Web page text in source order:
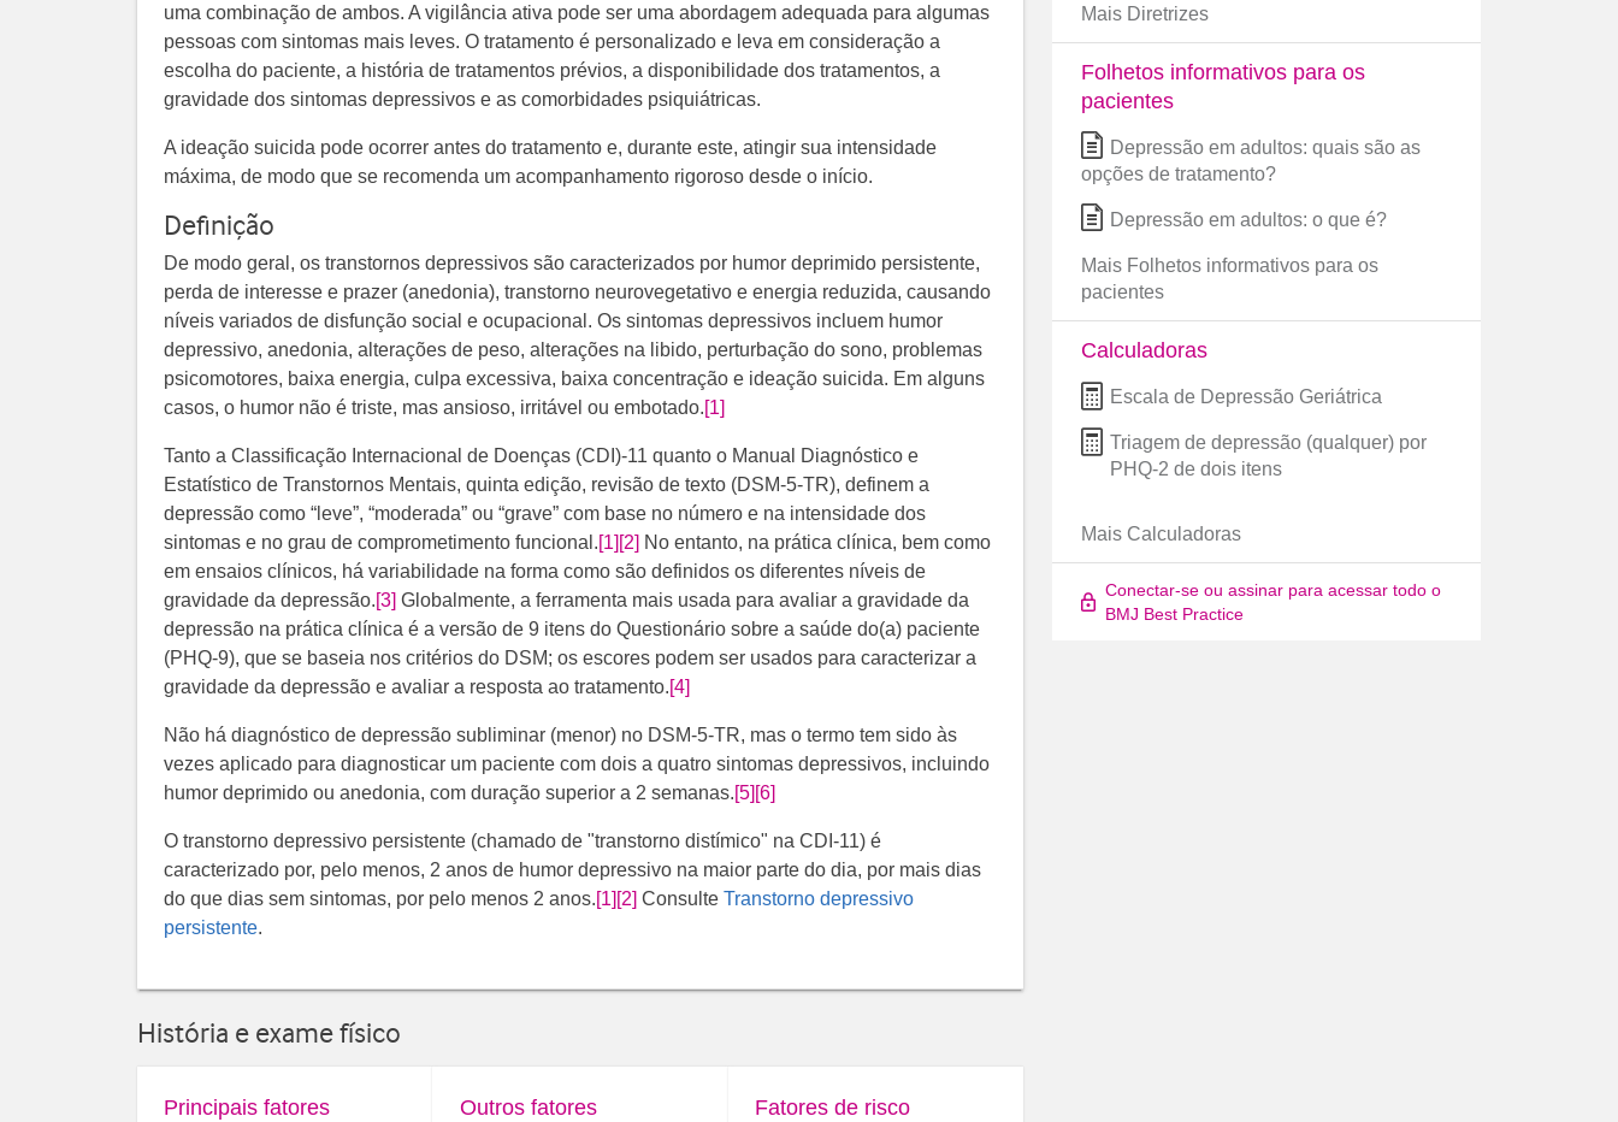
uma combinação de ambos. A vigilância ativa pode ser uma abordagem adequada para algumas
pessoas com sintomas mais leves. O tratamento é personalizado e leva em consideração a
escolha do paciente, a história de tratamentos prévios, a disponibilidade dos tratamentos, a
gravidade dos sintomas depressivos e as comorbidades psiquiátricas.
A ideação suicida pode ocorrer antes do tratamento e, durante este, atingir sua intensidade
máxima, de modo que se recomenda um acompanhamento rigoroso desde o início.
Definição
De modo geral, os transtornos depressivos são caracterizados por humor deprimido persistente,
perda de interesse e prazer (anedonia), transtorno neurovegetativo e energia reduzida, causando
níveis variados de disfunção social e ocupacional. Os sintomas depressivos incluem humor
depressivo, anedonia, alterações de peso, alterações na libido, perturbação do sono, problemas
psicomotores, baixa energia, culpa excessiva, baixa concentração e ideação suicida. Em alguns
casos, o humor não é triste, mas ansioso, irritável ou embotado.[1]
Tanto a Classificação Internacional de Doenças (CDI)-11 quanto o Manual Diagnóstico e
Estatístico de Transtornos Mentais, quinta edição, revisão de texto (DSM-5-TR), definem a
depressão como “leve”, “moderada” ou “grave” com base no número e na intensidade dos
sintomas e no grau de comprometimento funcional.[1] [2] ​​​ No entanto, na prática clínica, bem como
em ensaios clínicos, há variabilidade na forma como são definidos os diferentes níveis de
gravidade da depressão.[3] ​ Globalmente, a ferramenta mais usada para avaliar a gravidade da
depressão na prática clínica é a versão de 9 itens do Questionário sobre a saúde do(a) paciente
(PHQ-9), que se baseia nos critérios do DSM; os escores podem ser usados para caracterizar a
gravidade da depressão e avaliar a resposta ao tratamento.[4]
Não há diagnóstico de depressão subliminar (menor) no DSM-5-TR, mas o termo tem sido às
vezes aplicado para diagnosticar um paciente com dois a quatro sintomas depressivos, incluindo
humor deprimido ou anedonia, com duração superior a 2 semanas.[5] [6]
O transtorno depressivo persistente (chamado de "transtorno distímico" na CDI-11) é
caracterizado por, pelo menos, 2 anos de humor depressivo na maior parte do dia, por mais dias
do que dias sem sintomas, por pelo menos 2 anos.[1] [2] ConsulteTranstorno depressivo
persistente.
História e exame físico
Principais fatores
Outros fatores
Fatores de risco
Mais Diretrizes
Folhetos informativos para os
pacientes
Depressão em adultos: quais são as
opções de tratamento?
Depressão em adultos: o que é?
Mais Folhetos informativos para os
pacientes
Calculadoras
Escala de Depressão Geriátrica
Triagem de depressão (qualquer) por
PHQ-2 de dois itens
Mais Calculadoras
Conectar-se ou assinar para acessar todo o
BMJ Best Practice